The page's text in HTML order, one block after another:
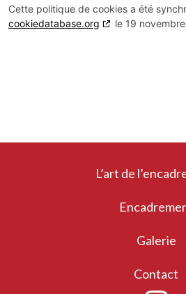
Cette politique de cookies a été
cookiedatabase.org
le 19
L’art de
Galerie
Contact